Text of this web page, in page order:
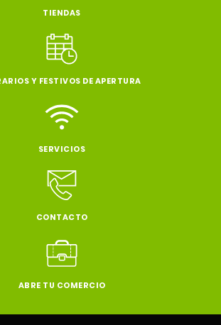
TIENDAS
Y FESTIVOS DE APERTURA
SERVICIOS
CONTACTO
ABRE TU COMERCIO